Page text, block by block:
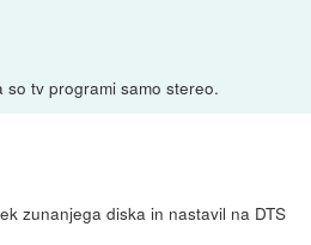
so tv programi samo stereo.
zunanjega diska in nastavil na DTS